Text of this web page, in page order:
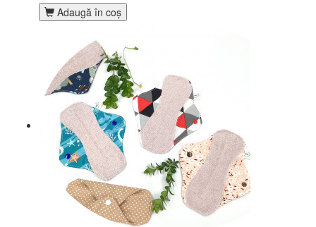
Adaugă în coş